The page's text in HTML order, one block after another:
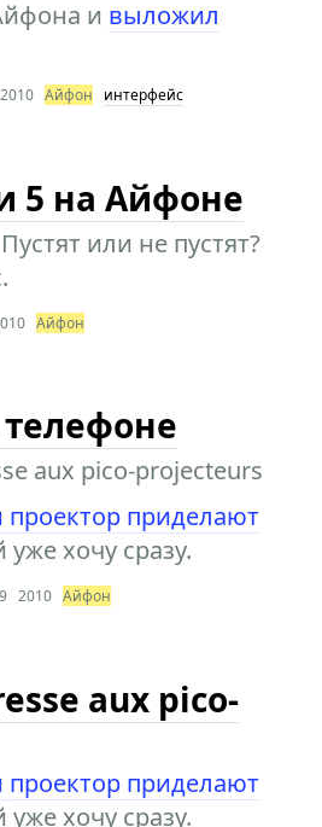
и выложил
2010 Айфон интерфейс
5 на Айфоне
или не пустят?
Айфон
aux pico-projecteurs
проектор приделают
уже хочу сразу.
2010 Айфон
aux pico-
проектор приделают
уже хочу сразу.